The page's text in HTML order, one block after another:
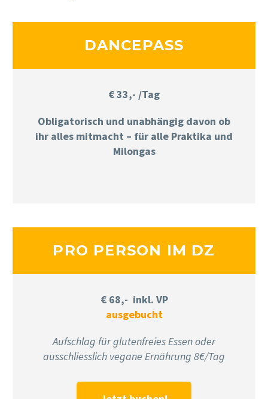
DANCEPASS
€ 33,- /Tag
Obligatorisch und unabhängig davon ob
ihr alles mitmacht – für alle Praktika und
Milongas
PRO PERSON IM DZ
€ 68,- inkl. VP
ausgebucht
Aufschlag für glutenfreies Essen oder
ausschliesslich vegane Ernährung 8€/Tag